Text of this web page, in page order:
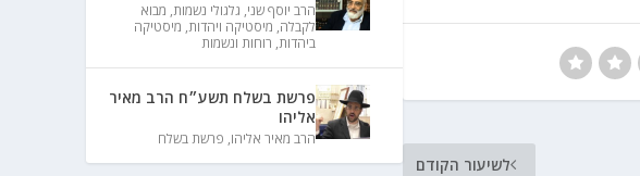
לשיעור הקודם
הרב יוסף שני, גלגולי נשמות, מבוא
לקבלה, מיסטיקה ויהדות, מיסטיקה
ביהדות, רוחות ונשמות
פרשת בשלח תשע״ח הרב מאיר
אליהו
הרב מאיר אליהו, פרשת בשלח